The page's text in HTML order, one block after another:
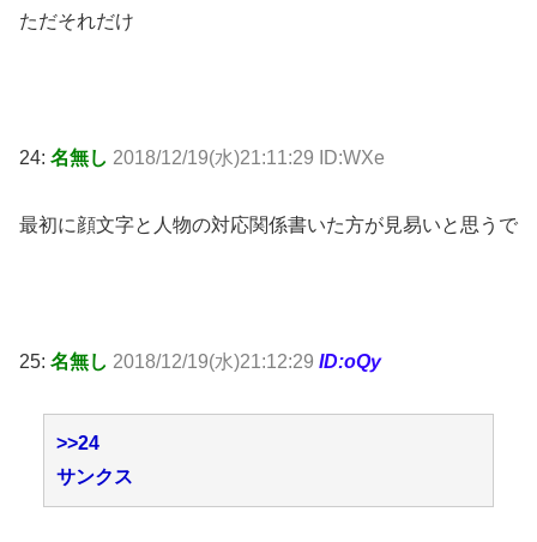
ただそれだけ
24: 名無し 2018/12/19(水)21:11:29 ID:WXe
最初に顔文字と人物の対応関係書いた方が見易いと思うで
25: 名無し 2018/12/19(水)21:12:29 ID:oQy
>>24
サンクス